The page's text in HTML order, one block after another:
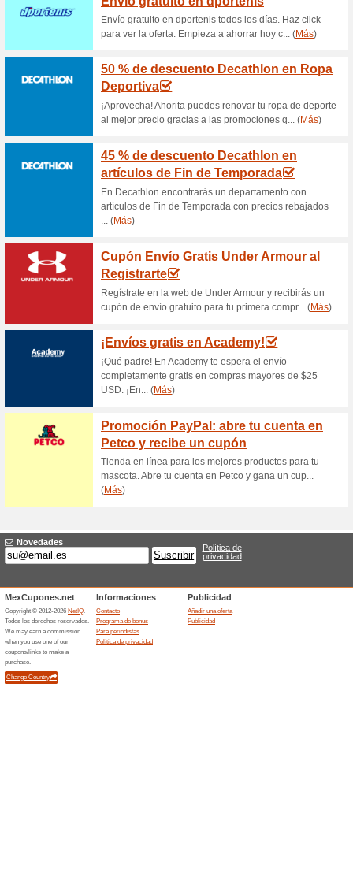
GRATIS
71% ha funcionado
Suscríbete a la Newsletter
todas las noticias y
Envío gratis en
100% ha funcionado Ofertas
¿Se te antoja ahorrar el
pueden aprovechar el Envío
superiores a $999 MXN.
OUTLET de Tienda
descuento
100% ha funcionado
¿Quieres empezar a ahorrar
Tienda Oficial Chivas y